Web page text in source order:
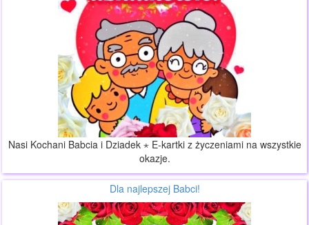
Nasi Kochani Babcia i Dziadek ⋆ E-kartki z życzeniami na wszystkie
okazje.
Dla najlepszej Babci!